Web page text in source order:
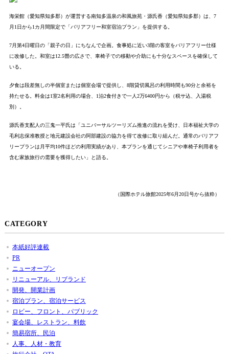
海栄館（愛知県知多郡）が運営する南知多温泉の和風旅苑・源氏香（愛知県知多郡）は、7
月1日から1カ月間限定で「バリアフリー和室宿泊プラン」を提供する。
7月第4日曜日の「親子の日」にちなんで企画。食事処に近い3階の客室をバリアフリー仕様
に改修した。和室は12.5畳の広さで、車椅子での移動や介助にも十分なスペースを確保して
いる。
夕食は段差無しの半個室または個室会場で提供し、8階貸切風呂の利用時間も90分と余裕を
持たせる。料金は1室2名利用の場合、1泊2食付きで一人2万6400円から（税サ込、入湯税
別）。
源氏香支配人の三鬼一平氏は「ユニバーサルツーリズム推進の流れを受け、日本福祉大学の
毛利志保准教授と地元建設会社の阿部建設の協力を得て改修に取り組んだ。通常のバリアフ
リープランは月平均10件ほどの利用実績があり、本プランを通じてシニアや車椅子利用者を
含む家族旅行の需要を獲得したい」と語る。
（国際ホテル旅館2025年6月20日号から抜粋）
CATEGORY
本紙好評連載
PR
ニューオープン
リニューアル、リブランド
開発、開業計画
宿泊プラン、宿泊サービス
ロビー、フロント、パブリック
宴会場、レストラン、料飲
簡易宿所、民泊
人事、人材・教育